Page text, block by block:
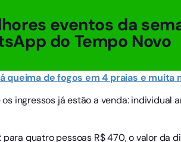
eventos da
do Tempo Novo
queima de fogos em 4 praias e muita
ingressos já estão a venda: individual
quatro pessoas R$ 470, o valor da